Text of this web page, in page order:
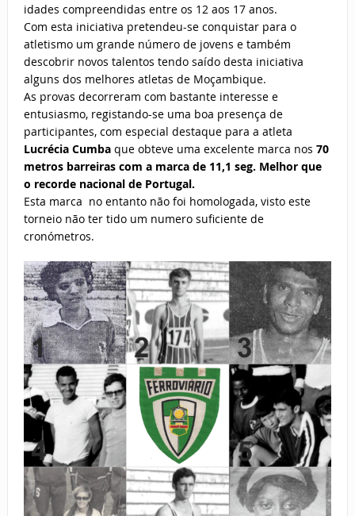
idades compreendidas entre os 12 aos 17 anos.
Com esta iniciativa pretendeu-se conquistar para o
atletismo um grande número de jovens e também
descobrir novos talentos tendo saído desta iniciativa
alguns dos melhores atletas de Moçambique.
As provas decorreram com bastante interesse e
entusiasmo, registando-se uma boa presença de
participantes, com especial destaque para a atleta
Lucrécia Cumbaque obteve uma excelente marca nos 70
metros barreiras com a marca de 11,1 seg. Melhor que
o recorde nacional de Portugal.
Esta marca no entanto não foi homologada, visto este
torneio não ter tido um numero suficiente de
cronómetros.